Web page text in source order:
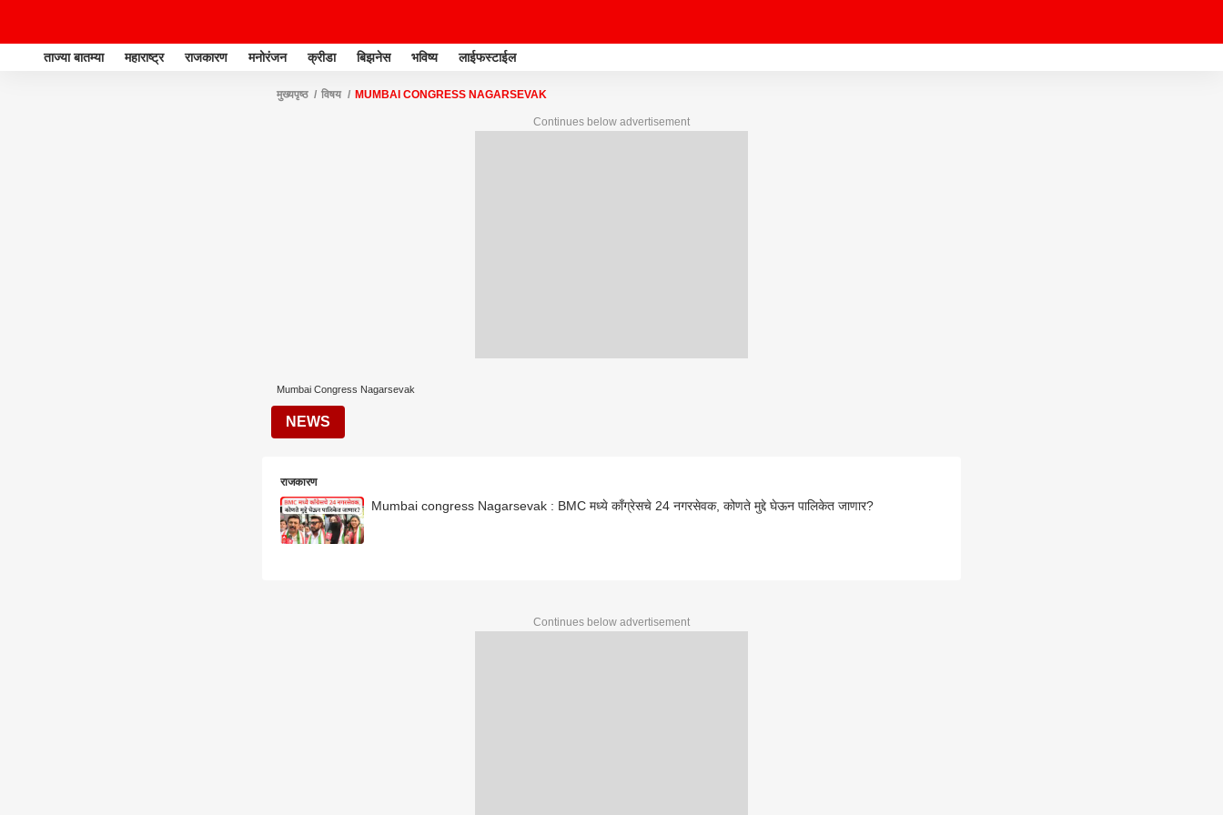
ताज्या बातम्या महाराष्ट्र राजकारण मनोरंजन क्रीडा बिझनेस भविष्य लाईफस्टाईल
मुख्यपृष्ठ विषय MUMBAI CONGRESS NAGARSEVAK
Continues below advertisement
Mumbai Congress Nagarsevak
NEWS
राजकारण
Mumbai congress Nagarsevak : BMC मध्ये काँग्रेसचे 24 नगरसेवक, कोणते मुद्दे घेऊन पालिकेत जाणार?
Continues below advertisement